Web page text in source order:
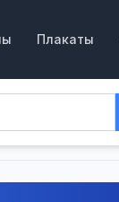
Плакаты